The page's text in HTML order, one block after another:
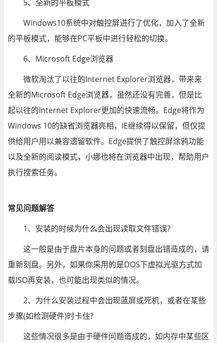
5、全新的平板模式
Windows10系统中对触控屏进行了优化，加入了全新
的平板模式，能够在PC平板中进行轻松的切换。
6、Microsoft Edge浏览器
微软淘汰了以往的Internet Explorer浏览器，带来来
全新的Microsoft Edge浏览器，虽然还没有完善，但是比
起以往的Internet Explorer更加的快速流畅。Edge将作为
Windows 10的缺省浏览器亮相，IE继续得以保留，但仅提
供给用户用以兼容遗留软件。Edge提供了触控屏涂鸦功能
以及全新的阅读模式，小娜也将在浏览器中出现，帮助用户
执行搜索任务。
常见问题解答
1、安装的时候为什么会出现读取文件错误?
这一般是由于盘片本身的问题或者刻盘出错造成的，请
重新刻盘。另外，如果你采用的是DOS下虚拟光驱方式加
载ISO再安装，也可能出现类似的情况。
2、为什么安装过程中会出现蓝屏或死机，或者在某些
步骤(如检测硬件)时卡住?
这些情况很多是由于硬件问题造成的，如内存中某些区